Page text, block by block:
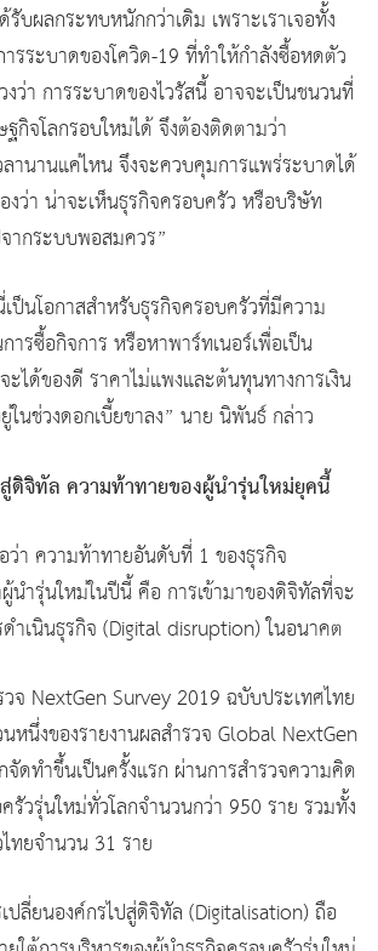
รับผลกระทบหนักกว่าเดิม เพราะเราเจอทั้ง
ระบาดของโควิด-19 ที่ทำให้กำลังซื้อหดตัว
ว่า การระบาดของไวรัสนี้ อาจจะเป็นชนวนที่
กิจโลกรอบใหม่ได้ จึงต้องติดตามว่า
านานแค่ไหน จึงจะควบคุมการแพร่ระบาดได้
งว่า น่าจะเห็นธุรกิจครอบครัว หรือบริษัท
ากระบบพอสมควร”
ป็นโอกาสสำหรับธุรกิจครอบครัวที่มีความ
ารซื้อกิจการ หรือหาพาร์ทเนอร์เพื่อเป็น
ได้ของดี ราคาไม่แพงและต้นทุนทางการเงิน
ในช่วงดอกเบี้ยขาลง” นาย นิพันธ์ กล่าว
ดิจิทัล ความท้าทายของผู้นำรุ่นใหม่ยุคนี้
า ความท้าทายอันดับที่ 1 ของธุรกิจ
นำรุ่นใหม่ในปีนี้ คือ การเข้ามาของดิจิทัลที่จะ
ำเนินธุรกิจ (Digital disruption) ในอนาคต
จ NextGen Survey 2019 ฉบับประเทศไทย
หนึ่งของรายงานผลสำรวจ Global NextGen
ดทำขึ้นเป็นครั้งแรก ผ่านการสำรวจความคิด
รัวรุ่นใหม่ทั่วโลกจำนวนกว่า 950 ราย รวมทั้ง
ทยจำนวน 31 ราย
ปลี่ยนองค์กรไปสู่ดิจิทัล (Digitalisation) ถือ